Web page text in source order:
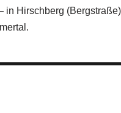
Hirschberg